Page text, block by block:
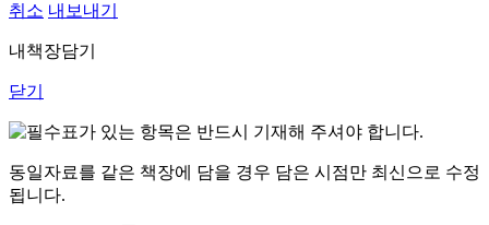
취소 내보내기
내책장담기
닫기
표가 있는 항목은 반드시 기재해 주셔야 합니다.
동일자료를 같은 책장에 담을 경우 담은 시점만 최신으로 수정
됩니다.